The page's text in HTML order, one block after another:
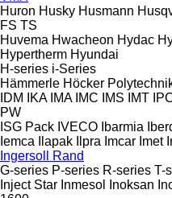
Huron Husky Husmann
FS TS
Huvema Hwacheon Hydac
Hypertherm Hyundai
H-series i-Series
Hämmerle Höcker
IDM
IKA IMA IMC IMS IMT
PW
ISG Pack IVECO Ibarmia
Iemca
Ilapak Ilpra Imcar Imet
Ingersoll Rand
G-series P-series R-series T-
Inject Star Inmesol Inoksan